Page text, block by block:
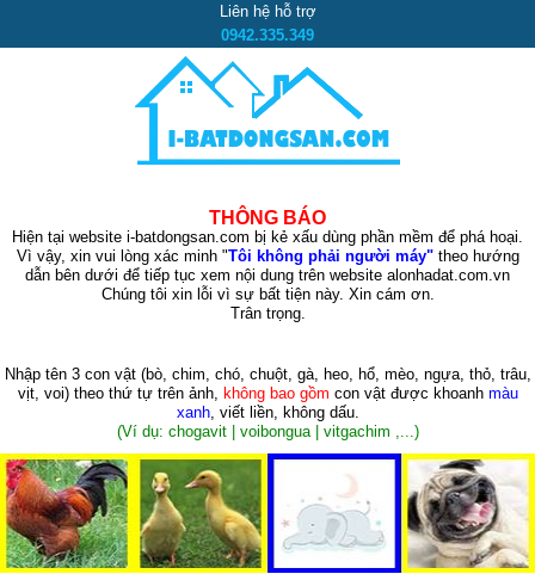
Liên hệ hỗ trợ
0942.335.349
THÔNG BÁO
Hiện tại website i-batdongsan.com bị kẻ xấu dùng phần mềm để phá hoại.
Vì vậy, xin vui lòng xác minh "Tôi không phải người máy"theo hướng
dẫn bên dưới để tiếp tục xem nội dung trên website alonhadat.com.vn
Chúng tôi xin lỗi vì sự bất tiện này. Xin cám ơn.
Trân trọng.
Nhập tên 3 con vật (bò, chim, chó, chuột, gà, heo, hổ, mèo, ngựa, thỏ, trâu,
vịt, voi)theo thứ tự trên ảnh, không bao gồm con vật được khoanh màu
xanh, viết liền, không dấu.
(Ví dụ: chogavit | voibongua | vitgachim ,...)